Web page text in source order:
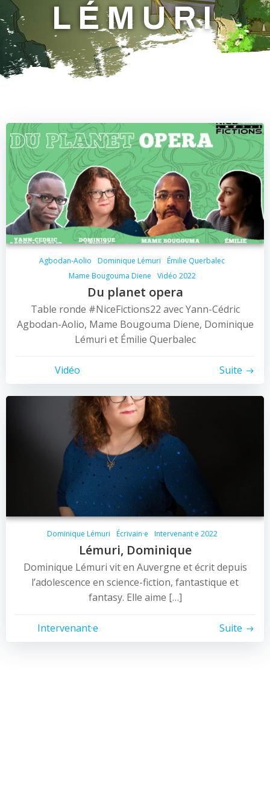
LÉMURI
Agbodan-Aolio Dominique Lémuri
Émilie Querbalec
Mame Bougouma Diene
Vidéo 2022
Du planet opera
Table ronde #NiceFictions22 avec Yann-Cédric
Agbodan-Aolio, Mame Bougouma Diene, Dominique
Lémuri et Émilie Querbalec
Vidéo Suite
Dominique Lémuri Écrivain·e Intervenant·e 2022
Lémuri, Dominique
Dominique Lémuri vit en Auvergne et écrit depuis
l’adolescence en science-fiction, fantastique et
fantasy. Elle aime […]
Intervenant·e Suite